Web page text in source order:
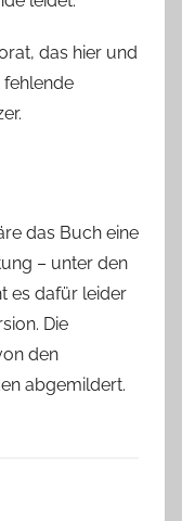
das hier und
fehlende
das Buch eine
– unter den
es dafür leider
Die
den
abgemildert.